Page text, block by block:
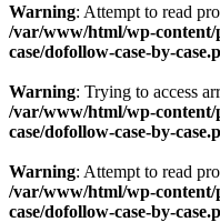
Warning: Attempt to read
/var/www/html/wp-content/
case/dofollow-case-by-
Warning: Trying to access
/var/www/html/wp-content/
case/dofollow-case-by-
Warning: Attempt to read
/var/www/html/wp-content/
case/dofollow-case-by-